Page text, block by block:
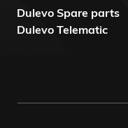
Dulevo Spare parts
Dulevo Telematic